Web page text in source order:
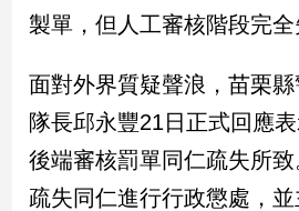
台
灣
觀
點
製單，但人工審核階段完全
面對外界質疑聲浪，苗栗
隊長邱永豐21日正式回應
後端審核罰單同仁疏失所
疏失同仁進行行政懲處，